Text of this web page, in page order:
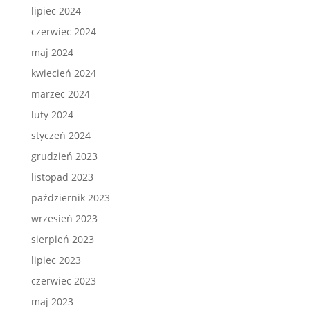
lipiec 2024
czerwiec 2024
maj 2024
kwiecień 2024
marzec 2024
luty 2024
styczeń 2024
grudzień 2023
listopad 2023
październik 2023
wrzesień 2023
sierpień 2023
lipiec 2023
czerwiec 2023
maj 2023